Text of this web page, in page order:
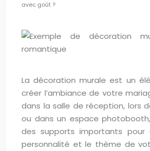
avec goût ?
La décoration murale est un
créer l’ambiance de votre
dans la salle de réception, lors
ou dans un espace
des supports importants pour
personnalité et le thème de